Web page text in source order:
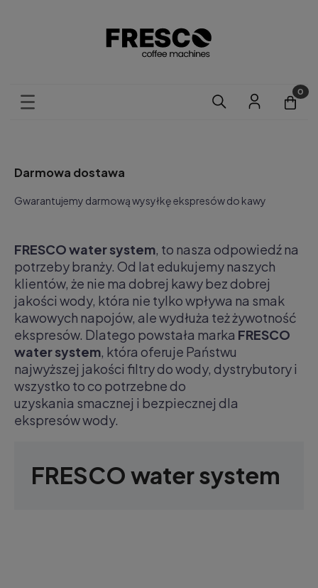
Darmowa dostawa
Gwarantujemy darmową wysyłkę ekspresów do kawy
FRESCO water system, to nasza odpowiedź na
potrzeby branży. Od lat edukujemy naszych
klientów, że nie ma dobrej kawy bez dobrej
jakości wody, która nie tylko wpływa na smak
kawowych napojów, ale wydłuża też żywotność
ekspresów. Dlatego powstała marka FRESCO
water system, która oferuje Państwu
najwyższej jakości filtry do wody, dystrybutory i
wszystko to co potrzebne do
uzyskania smacznej i bezpiecznej dla
ekspresów wody.
FRESCO water system